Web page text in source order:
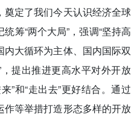
定了我们今天认识经济全球
筹“两个大局”，强调“坚持高
大循环为主体、国内国际双
提出推进更高水平对外开放
”和“走出去”更好结合。通过
等举措打造形态多样的开放